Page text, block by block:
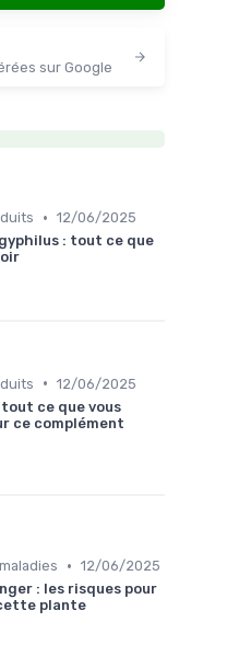
sur Google
• 12/06/2025
: tout ce que
• 12/06/2025
ce que vous
ce complément
• 12/06/2025
: les risques pour
plante